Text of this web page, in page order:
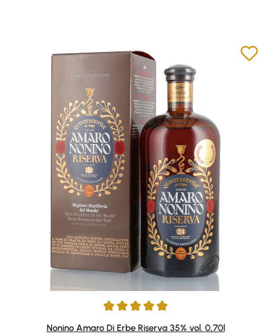
Durchschnittliche Bewertung von 5 von 5 Sternen
Nonino Amaro Di Erbe Riserva 35% vol. 0,70l